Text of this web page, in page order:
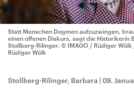
Statt Menschen Dogmen aufzuzwingen,
einen offenen Diskurs, sagt die Historikerin
Stollberg-Rilinger. © IMAGO / Rüdiger Wölk
Rüdiger Wölk
Stollberg-Rilinger, Barbara | 09.